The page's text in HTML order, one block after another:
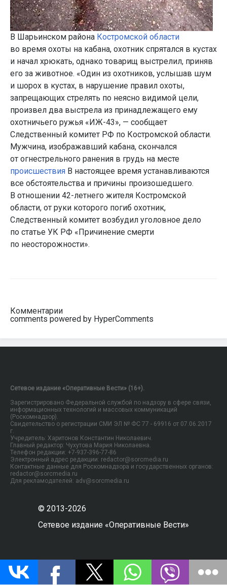
В Шарьинском района Костромской области
во время охоты на кабана, охотник спрятался в кустах
и начал хрюкать, однако товарищ выстрелил, приняв
его за животное. «Один из охотников, услышав шум
и шорох в кустах, в нарушение правил охоты,
запрещающих стрелять по неясно видимой цели,
произвел два выстрела из принадлежащего ему
охотничьего ружья «ИЖ-43», — сообщает
Следственный комитет РФ по Костромской области.
Мужчина, изображавший кабана, скончался
от огнестрельного ранения в грудь на месте
происшествия В настоящее время устанавливаются
все обстоятельства и причины произошедшего.
В отношении 42-летнего жителя Костромской
области, от руки которого погиб охотник,
Следственный комитет возбудил уголовное дело
по статье УК РФ «Причинение смерти
по неосторожности».
Комментарии
comments powered by HyperComments
Сетевое издание «Оперативные Вести» (16+).
Зарегистрировано Федеральной службой по надзору в сфере связи,
информационных технологий и массовых коммуникаций
(Роскомнадзор).
Свидетельство о регистрации СМИ ЭЛ № ФС 77 - 69916 от 07.06.2017
г.
Учредитель: Харитонов Константин Николаевич.
Главный редактор: Чухутова Мария Николаевна.
Телефон редакции: +7-937-396-77-86
Электронный адрес редакции: redactor@sorcmedia.ru
Контактные данные для Роскомнадзора и государственных органов:
redactor@sorcmedia.ru
Для рекламодателей: adv@sorcmedia.ru
© 2013-2026
Сетевое издание «Оперативные Вести»